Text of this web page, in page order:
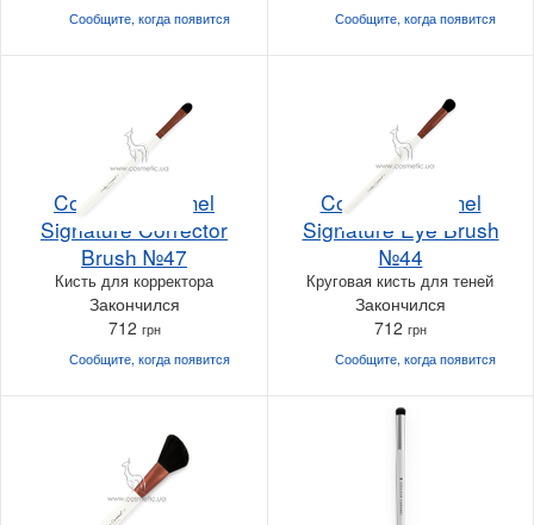
Сообщите, когдапоявится
Сообщите, когдапоявится
Couleur Caramel
Signature Corrector
Brush №47
Кисть для корректора
Закончился
712 грн
Сообщите, когдапоявится
Couleur Caramel
Signature Eye Brush
№44
Круговая кисть для теней
Закончился
712 грн
Сообщите, когдапоявится